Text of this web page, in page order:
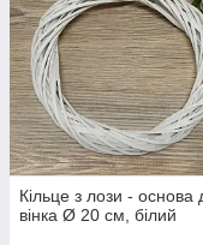
Кільце з лози - основа
вінка Ø 20 см, білий